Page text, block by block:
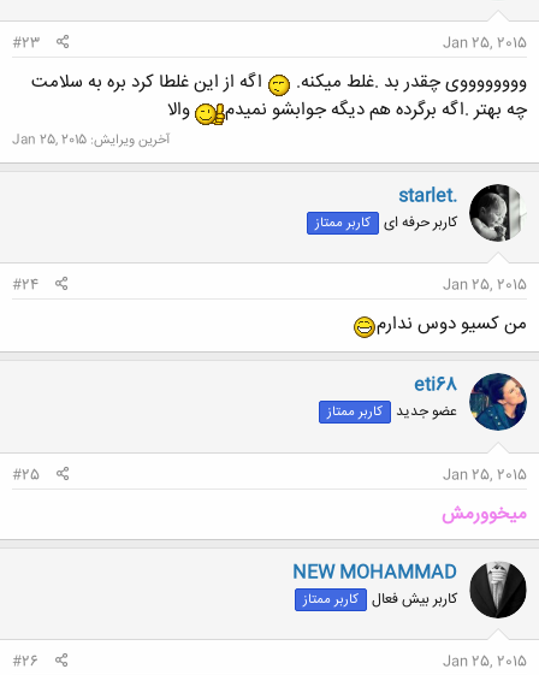
Jan 25, 2015
#23
ووووووووی چقدر بد .غلط میکنه.
اگه از این غلطا کرد بره به سلامت
چه بهتر .اگه برگرده هم دیگه جوابشو نمیدم
والا
آخرین ویرایش: Jan 25, 2015
starlet.
کاربر حرفه ای کاربر ممتاز
Jan 25, 2015
#24
من کسیو دوس ندارم
eti68
عضو جدید کاربر ممتاز
Jan 25, 2015
#25
میخوورمش
NEW MOHAMMAD
کاربر بیش فعال کاربر ممتاز
Jan 25, 2015
#26